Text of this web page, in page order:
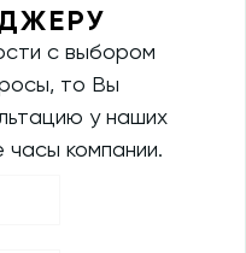
с выбором
то Вы
у наших
компании.